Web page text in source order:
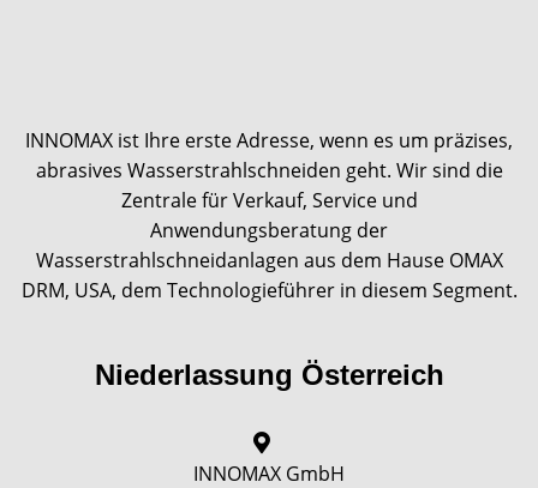
INNOMAX ist Ihre erste Adresse, wenn es um präzises,
abrasives Wasserstrahlschneiden geht. Wir sind die
Zentrale für Verkauf, Service und
Anwendungsberatung der
Wasserstrahlschneidanlagen aus dem Hause OMAX
DRM, USA, dem Technologieführer in diesem Segment.
Niederlassung Österreich
INNOMAX GmbH